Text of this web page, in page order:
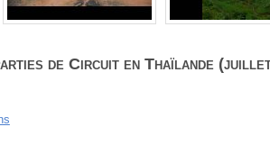
de Circuit en Thaïlande